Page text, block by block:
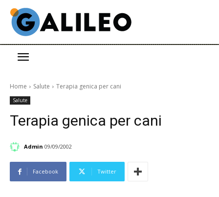
Home Salute Terapia genica per cani
Salute
Terapia genica per cani
Admin 09/09/2002
Facebook Twitter